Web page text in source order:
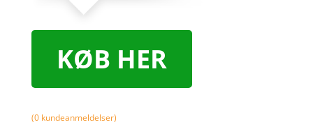
KØB HER
(0kundeanmeldelser)